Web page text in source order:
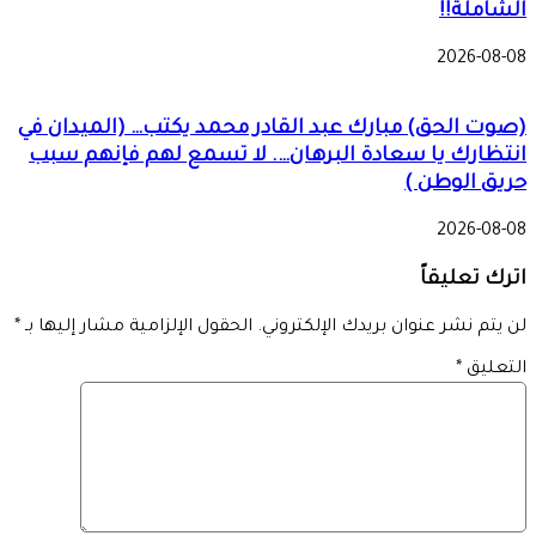
الشاملة!!
2026-08-08
(صوت الحق) مبارك عبد القادر محمد يكتب… (الميدان في
انتظارك يا سعادة البرهان…. لا تسمع لهم فإنهم سبب
حريق الوطن )
2026-08-08
اترك تعليقاً
لن يتم نشر عنوان بريدك الإلكتروني. الحقول الإلزامية مشار إليها بـ *
التعليق *